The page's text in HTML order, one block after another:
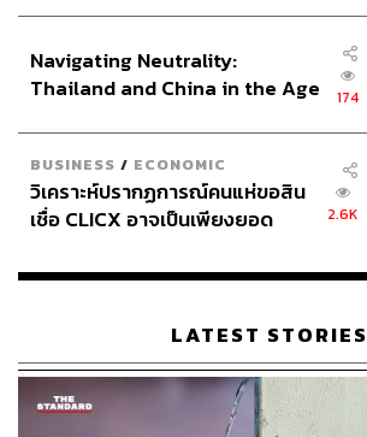
Navigating Neutrality:
Thailand and China in the Age
174
BUSINESS / ECONOMIC
วิเคราะห์ปรากฏการณ์คนแห่ขอสิน
เชื่อ CLICX อาจเป็นเพียงยอด
เรือนไทยที่ถูกซุกไว้
2.6K
LATEST STORIES